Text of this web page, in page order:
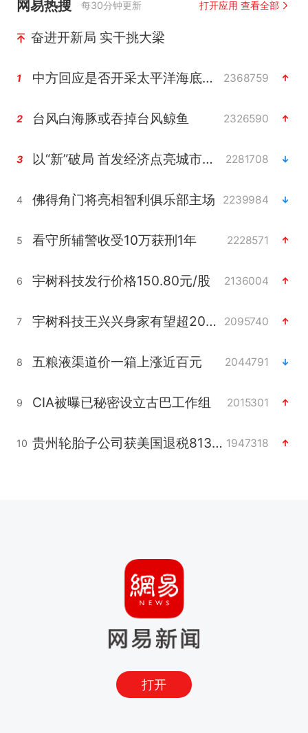
网易热搜 每30分钟更新 打开应用 查看全部
奋进开新局 实干挑大梁
1 中方回应是否开采太平洋海底稀土资源 2368759
2 台风白海豚或吞掉台风鲸鱼 2326590
3 以“新”破局 首发经济点亮城市消费活力 2281708
4 佛得角门将亮相智利俱乐部主场 2239984
5 看守所辅警收受10万获刑1年 2228571
6 宇树科技发行价格150.80元/股 2136004
7 宇树科技王兴兴身家有望超200亿元 2095740
8 五粮液渠道价一箱上涨近百元 2044791
9 CIA被曝已秘密设立古巴工作组 2015301
10 贵州轮胎子公司获美国退税8136万 1947318
打开